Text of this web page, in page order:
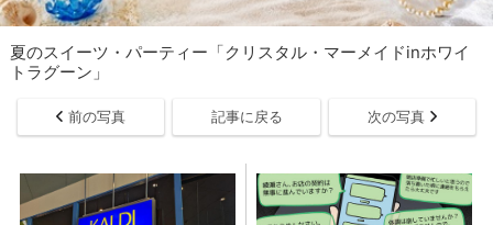
夏のスイーツ・パーティー「クリスタル・マーメイドinホワイ
トラグーン」
前の写真 記事に戻る 次の写真